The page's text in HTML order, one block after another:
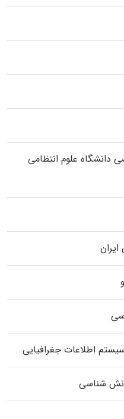
ﻋﻠﻮم انتظامی
اطلاعات جغرافیایی
شناسی